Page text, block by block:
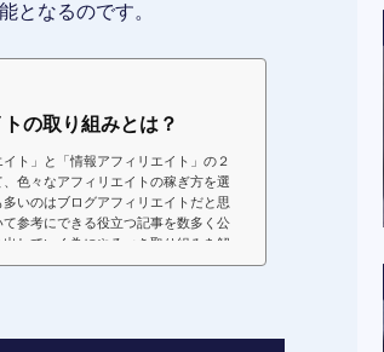
となるのです。
の取り組みとは？
ト」と「情報アフィリエイト」の２
色々なアフィリエイトの稼ぎ方を選
いのはブログアフィリエイトだと思
参考にできる役立つ記事を数多く公
していく為にやるべき取り組みを解